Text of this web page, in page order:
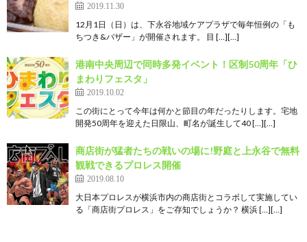
2019.11.30
12月1日（日）は、下永谷地域ケアプラザで毎年恒例の「も
ちつき&バザー」が開催されます。 目 […][…]
港南中央周辺で同時多発イベント！区制50周年「ひ
まわりフェスタ」
2019.10.02
この街にとって今年は何かと節目の年だったりします。宅地
開発50周年を迎えた日限山、町名が誕生して40 […][…]
商店街が猛者たちの戦いの場に!野庭と上永谷で無料
観戦できるプロレス開催
2019.08.10
大日本プロレスが横浜市内の商店街とコラボして実施してい
る「商店街プロレス」をご存知でしょうか？ 横浜 […][…]